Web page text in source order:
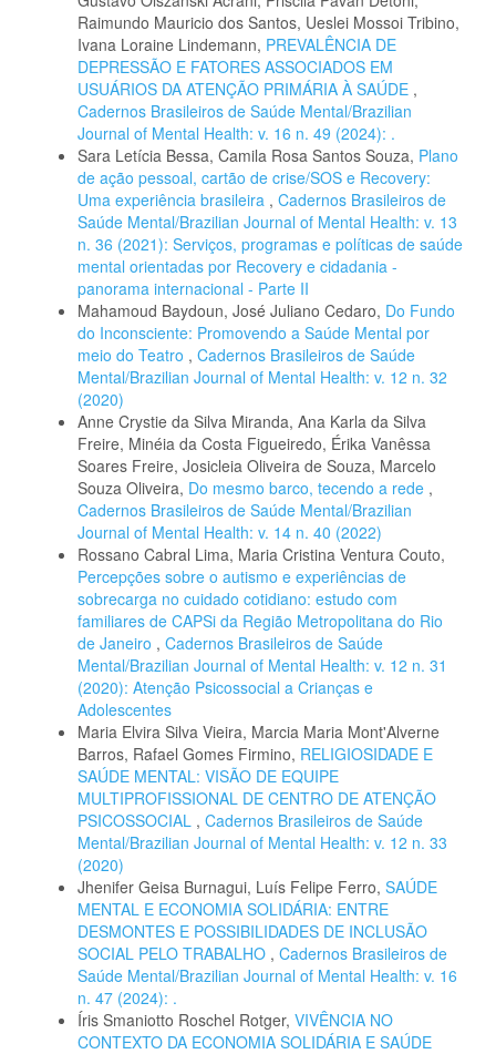
Raimundo Mauricio dos Santos, Ueslei Mossoi Tribino,
Ivana Loraine Lindemann, PREVALÊNCIA DE
DEPRESSÃO E FATORES ASSOCIADOS EM
USUÁRIOS DA ATENÇÃO PRIMÁRIA À SAÚDE ,
Cadernos Brasileiros de Saúde Mental/Brazilian
Journal of Mental Health: v. 16 n. 49 (2024): .
Sara Letícia Bessa, Camila Rosa Santos Souza, Plano
de ação pessoal, cartão de crise/SOS e Recovery:
Uma experiência brasileira , Cadernos Brasileiros de
Saúde Mental/Brazilian Journal of Mental Health: v. 13
n. 36 (2021): Serviços, programas e políticas de saúde
mental orientadas por Recovery e cidadania -
panorama internacional - Parte II
Mahamoud Baydoun, José Juliano Cedaro, Do Fundo
do Inconsciente: Promovendo a Saúde Mental por
meio do Teatro , Cadernos Brasileiros de Saúde
Mental/Brazilian Journal of Mental Health: v. 12 n. 32
(2020)
Anne Crystie da Silva Miranda, Ana Karla da Silva
Freire, Minéia da Costa Figueiredo, Érika Vanêssa
Soares Freire, Josicleia Oliveira de Souza, Marcelo
Souza Oliveira, Do mesmo barco, tecendo a rede ,
Cadernos Brasileiros de Saúde Mental/Brazilian
Journal of Mental Health: v. 14 n. 40 (2022)
Rossano Cabral Lima, Maria Cristina Ventura Couto,
Percepções sobre o autismo e experiências de
sobrecarga no cuidado cotidiano: estudo com
familiares de CAPSi da Região Metropolitana do Rio
de Janeiro , Cadernos Brasileiros de Saúde
Mental/Brazilian Journal of Mental Health: v. 12 n. 31
(2020): Atenção Psicossocial a Crianças e
Adolescentes
Maria Elvira Silva Vieira, Marcia Maria Mont'Alverne
Barros, Rafael Gomes Firmino, RELIGIOSIDADE E
SAÚDE MENTAL: VISÃO DE EQUIPE
MULTIPROFISSIONAL DE CENTRO DE ATENÇÃO
PSICOSSOCIAL , Cadernos Brasileiros de Saúde
Mental/Brazilian Journal of Mental Health: v. 12 n. 33
(2020)
Jhenifer Geisa Burnagui, Luís Felipe Ferro, SAÚDE
MENTAL E ECONOMIA SOLIDÁRIA: ENTRE
DESMONTES E POSSIBILIDADES DE INCLUSÃO
SOCIAL PELO TRABALHO , Cadernos Brasileiros de
Saúde Mental/Brazilian Journal of Mental Health: v. 16
n. 47 (2024): .
Íris Smaniotto Roschel Rotger, VIVÊNCIA NO
CONTEXTO DA ECONOMIA SOLIDÁRIA E SAÚDE